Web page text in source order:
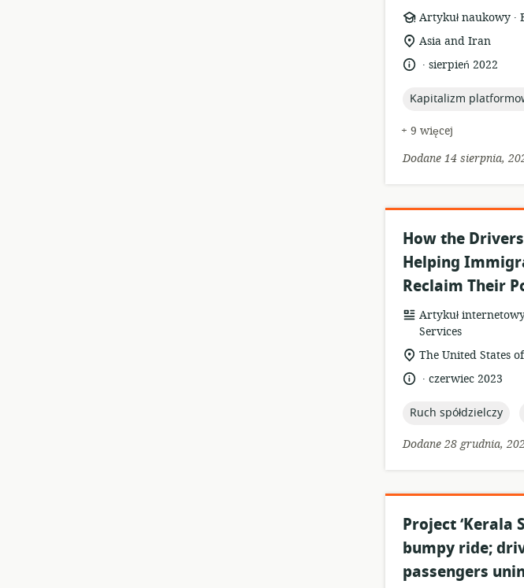
format
zasobów:
Artykuł naukowy .
istotna
lokalizacja:
Asia and Iran
język:
.
datasierpień 2022
topic:
Kapitalizm
+ 9 więcej
Dodane 14 sierpnia,
How the
Helping
Reclaim Their
format
zasobów:
Artykuł
Services
istotna
lokalizacja:
The United States
język:
.
dataczerwiec 2023
topic:
Ruch spółdzielczy
Dodane 28 grudnia,
Project ‘Kerala
bumpy ride;
passengers